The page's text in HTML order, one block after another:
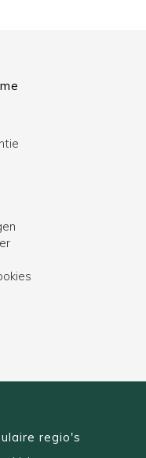
regio's